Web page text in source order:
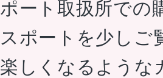
ポート取扱所での
スポートを少しご
楽しくなるような